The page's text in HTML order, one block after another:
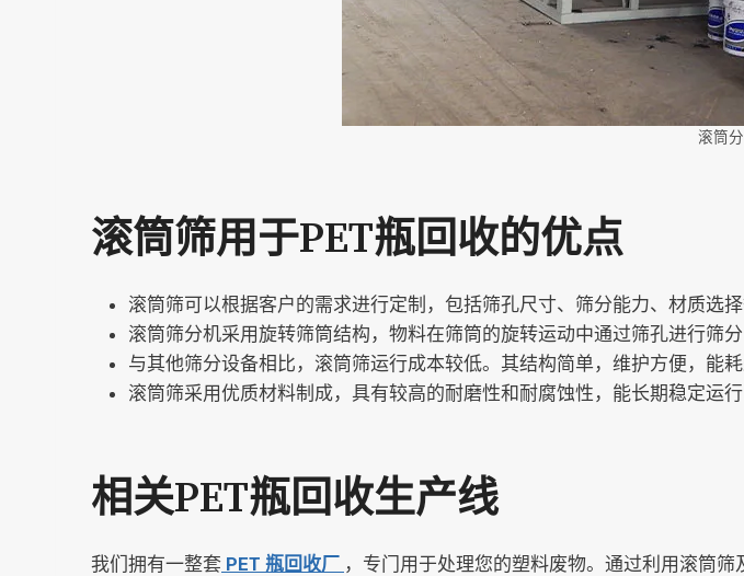
滚筒
滚筒筛用于PET瓶回收的优点
滚筒筛可以根据客户的需求进行定制，包括筛孔尺寸、筛分能力、材质选
滚筒筛分机采用旋转筛筒结构，物料在筛筒的旋转运动中通过筛孔进行筛
与其他筛分设备相比，滚筒筛运行成本较低。其结构简单，维护方便，能耗
滚筒筛采用优质材料制成，具有较高的耐磨性和耐腐蚀性，能长期稳定运
相关PET瓶回收生产线
我们拥有一整套 PET 瓶回收厂 ，专门用于处理您的塑料废物。通过利用滚筒